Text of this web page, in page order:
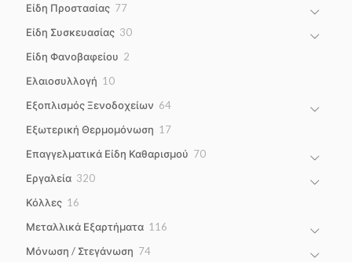
Είδη Προστασίας 7777
Είδη Συσκευασίας 3030
Είδη Φανοβαφείου 2
Ελαιοσυλλογή 1010
Εξοπλισμός Ξενοδοχείων 6464
Εξωτερική Θερμομόνωση 1717
Επαγγελματικά Είδη Καθαρισμού 7070
Εργαλεία 320320
Κόλλες 16
Μεταλλικά Εξαρτήματα 116
Μόνωση / Στεγάνωση 7474